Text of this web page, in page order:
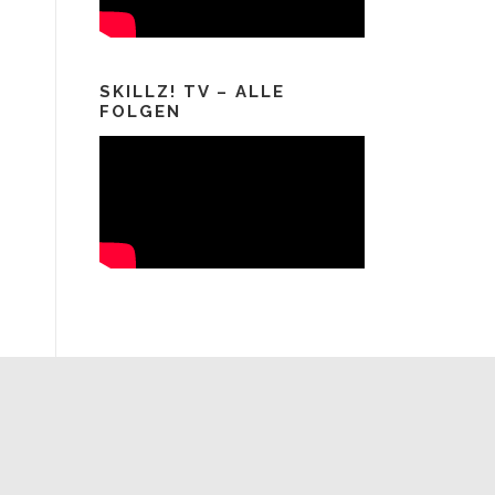
SKILLZ! TV – ALLE
FOLGEN